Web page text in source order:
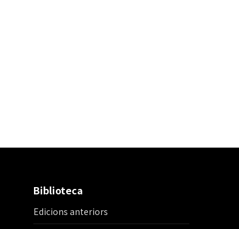
Biblioteca
Edicions anteriors